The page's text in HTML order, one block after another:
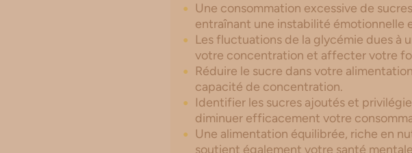
Une consommation excessive de
entraînant une instabilité émotionnelle
Les fluctuations de la glycémie dues à
votre concentration et affecter votre
Réduire le sucre dans votre
capacité de concentration.
Identifier les sucres ajoutés et
diminuer efficacement votre
Une alimentation équilibrée, riche en
soutient également votre santé